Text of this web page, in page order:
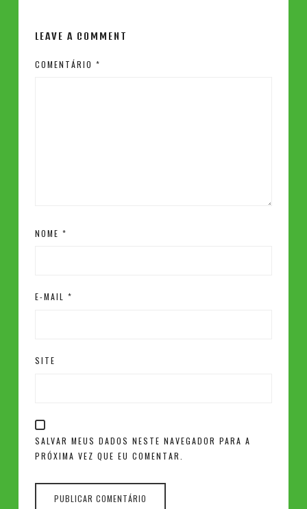
LEAVE A COMMENT
COMENTÁRIO *
NOME *
E-MAIL *
SITE
SALVAR MEUS DADOS NESTE NAVEGADOR PARA A
PRÓXIMA VEZ QUE EU COMENTAR.